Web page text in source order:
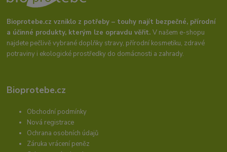
Bioprotebe.cz vzniklo z potřeby – touhy najít bezpečné, přírodní
a účinné produkty, kterým lze opravdu věřit.V našem e-shopu
najdete pečlivě vybrané doplňky stravy, přírodní kosmetiku, zdravé
potraviny i ekologické prostředky do domácnosti a zahrady.
Bioprotebe.cz
Obchodní podmínky
Nová registrace
Ochrana osobních údajů
Záruka vrácení peněz